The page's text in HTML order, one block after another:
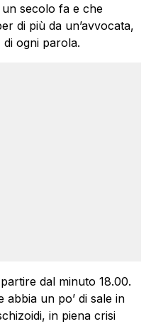
secolo fa e che
di più da un’avvocata,
ogni parola.
dal minuto 18.00.
abbia un po’ di sale in
in piena crisi